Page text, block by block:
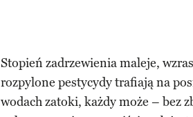
Stopień zadrzewienia maleje,
rozpylone pestycydy trafiają na
wodach zatoki, każdy może – bez